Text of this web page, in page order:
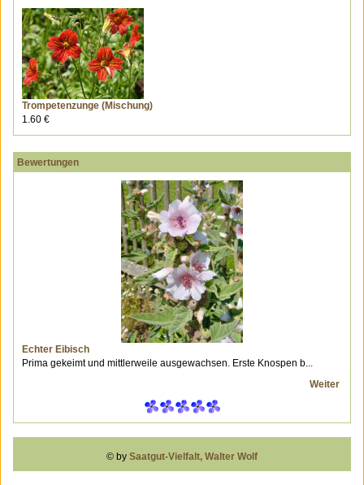
Trompetenzunge (Mischung)
1.60 €
Bewertungen
Echter Eibisch
Prima gekeimt und mittlerweile ausgewachsen. Erste Knospen b...
Weiter
© by Saatgut-Vielfalt, Walter Wolf